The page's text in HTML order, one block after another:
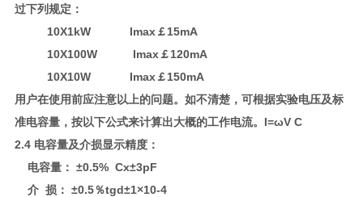
过下列规定：
10X1kW Imax￡15mA
10X100W Imax￡120mA
10X10W Imax￡150mA
用户在使用前应注意以上的问题。如不清楚，可根据实验电压及标
准电容量，按以下公式来计算出大概的工作电流。I=ωV C
2.4 电容量及介损显示精度：
电容量： ±0.5% Cx±3pF
介 损： ±0.5％tgd±1×10-4